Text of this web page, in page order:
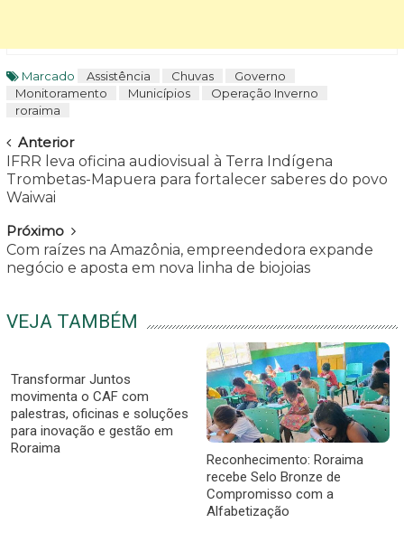
Marcado Assistência Chuvas
Governo
Monitoramento
Municípios
Operação Inverno
roraima
Navegar
Anterior
IFRR leva oficina audiovisual à Terra Indígena
Trombetas-Mapuera para fortalecer saberes do povo
Waiwai
Próximo
Com raízes na Amazônia, empreendedora expande
negócio e aposta em nova linha de biojoias
VEJA TAMBÉM
Transformar Juntos
movimenta o CAF com
palestras, oficinas e soluções
para inovação e gestão em
Roraima
Reconhecimento: Roraima
recebe Selo Bronze de
Compromisso com a
Alfabetização